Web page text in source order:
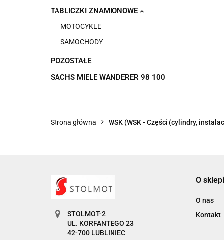
TABLICZKI ZNAMIONOWE
MOTOCYKLE
SAMOCHODY
POZOSTAŁE
SACHS MIELE WANDERER 98 100
Strona główna WSK (WSK - Części (cylindry,
STOLMOT-2
UL. KORFANTEGO 23
42-700 LUBLINIEC
O
O nas
Kontakt